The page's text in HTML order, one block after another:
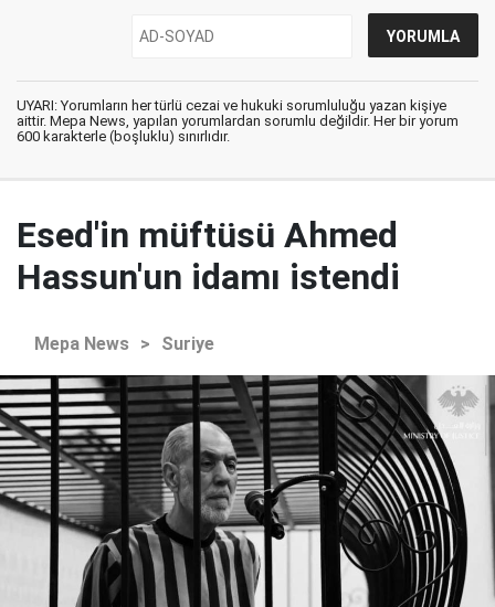
UYARI: Yorumların her türlü cezai ve hukuki sorumluluğu yazan kişiye
aittir. Mepa News, yapılan yorumlardan sorumlu değildir. Her bir yorum
600 karakterle (boşluklu) sınırlıdır.
Esed'in müftüsü Ahmed
Hassun'un idamı istendi
Mepa News > Suriye